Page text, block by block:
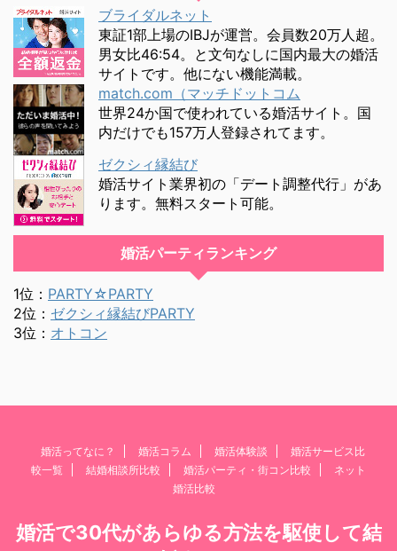
ブライダルネット
東証1部上場のIBJが運営。会員数20万人超。
男女比46:54。と文句なしに国内最大の婚活
サイトです。他にない機能満載。
match.com（マッチドットコム
世界24か国で使われている婚活サイト。国
内だけでも157万人登録されてます。
ゼクシィ縁結び
婚活サイト業界初の「デート調整代行」があ
ります。無料スタート可能。
婚活パーティランキング
1位： PARTY☆PARTY
2位： ゼクシィ縁結びPARTY
3位： オトコン
婚活ってなに？ 婚活コラム 婚活体験談
婚活サービス比
較一覧
結婚相談所比較 婚活パーティ・街コン比較
ネット
婚活比較
婚活で30代があらゆる方法を駆使して結